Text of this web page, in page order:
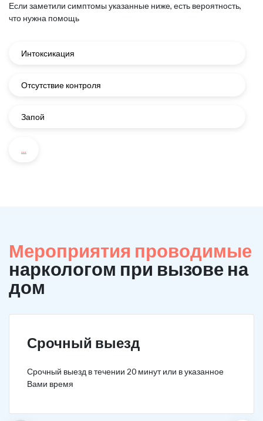
Если заметили симптомы указанные ниже, есть вероятность,
что нужна помощь
Интоксикация
Отсутствие контроля
Запой
...
Мероприятия проводимые
наркологом при вызове на
дом
Срочный выезд
Срочный выезд в течении 20 минут или в указанное
Вами время